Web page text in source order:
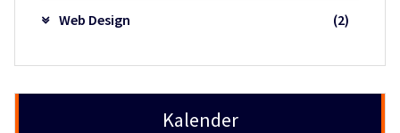
Web Design (2)
Kalender